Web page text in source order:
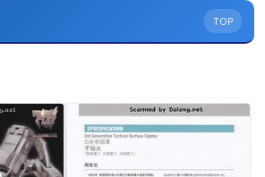
TOP